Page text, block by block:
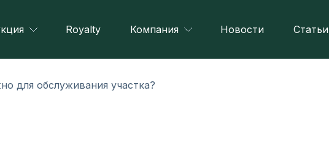
Royalty Компания Новости Статьи
для обслуживания участка?